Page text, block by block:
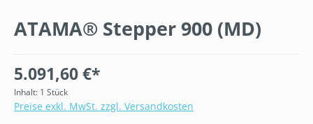
ATAMA® Stepper 900 (MD)
5.091,60 €*
Inhalt: 1 Stück
Preise exkl. MwSt. zzgl. Versandkosten